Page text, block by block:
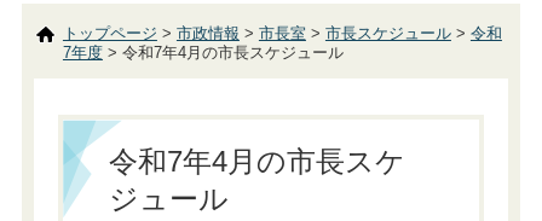
トップページ > 市政情報 > 市長室 > 市長スケジュール> 令和
7年度> 令和7年4月の市長スケジュール
令和7年4月の市長スケ
ジュール